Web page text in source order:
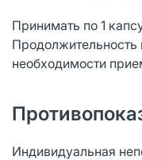
Принимать по 1
Продолжительность
необходимости
Индивидуальная